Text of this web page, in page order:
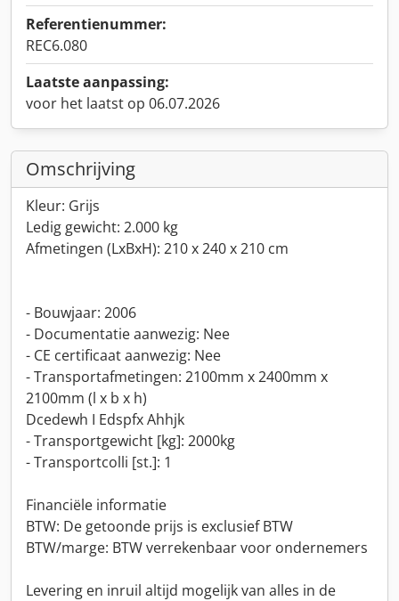
Referentienummer:
REC6.080
Laatste aanpassing:
voor het laatst op 06.07.2026
Omschrijving
Kleur: Grijs
Ledig gewicht: 2.000 kg
Afmetingen (LxBxH): 210 x 240 x 210 cm
- Bouwjaar: 2006
- Documentatie aanwezig: Nee
- CE certificaat aanwezig: Nee
- Transportafmetingen: 2100mm x 2400mm x
2100mm (l x b x h)
Dcedewh I Edspfx Ahhjk
- Transportgewicht [kg]: 2000kg
- Transportcolli [st.]: 1
Financiële informatie
BTW: De getoonde prijs is exclusief BTW
BTW/marge: BTW verrekenbaar voor ondernemers
Levering en inruil altijd mogelijk van alles in de